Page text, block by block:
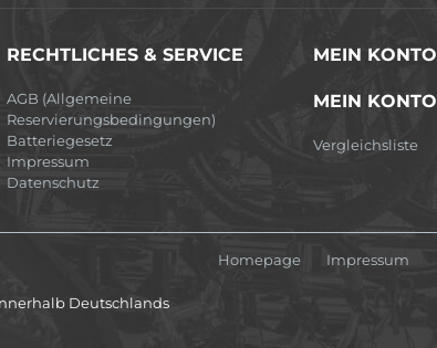
RECHTLICHES & SERVICE
AGB (Allgemeine
Reservierungsbedingungen)
Batteriegesetz
Impressum
Datenschutz
MEIN KONTO
MEIN KONTO
Vergleichsliste
Homepage Impressum
Deutschlands